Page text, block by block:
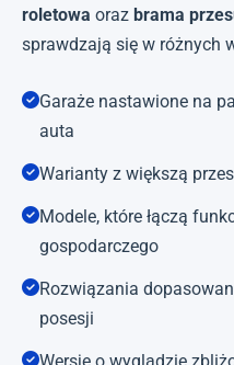
roletowa oraz brama
sprawdzają się w różnych
Garaże nastawione na
auta
Warianty z większą
Modele, które łączą
gospodarczego
Rozwiązania
posesji